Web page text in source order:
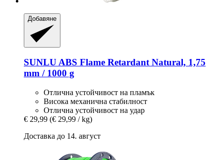
Добавяне
SUNLU ABS Flame Retardant Natural, 1,75
mm / 1000 g
Отлична устойчивост на пламък
Висока механична стабилност
Отлична устойчивост на удар
€ 29,99 (€ 29,99 / kg)
Доставка до 14. август